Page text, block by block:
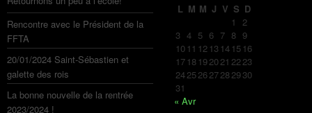
Rencontre avec le Président de la
FFTA
20/01/2024 Saint-Sébastien et
galette des rois
La bonne nouvelle de la rentrée
2023/2024 !
L M M J V S D
1 2
3 4 5 6 7 8 9
10 11 12 13 14 15 16
17 18 192021 2223
24252627282930
31
« Avr